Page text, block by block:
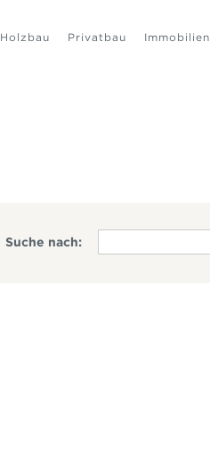
Holzbau Privatbau Immobilien
Suche nach: